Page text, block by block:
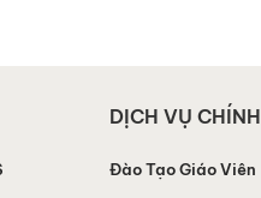
DỊCH VỤ CHÍNH
Đào Tạo Giáo Viên